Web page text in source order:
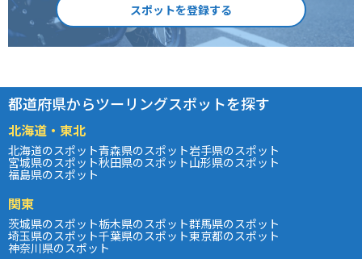
スポットを登録する
都道府県からツーリングスポットを探す
北海道・東北
北海道のスポット青森県のスポット岩手県のスポット
宮城県のスポット秋田県のスポット山形県のスポット
福島県のスポット
関東
茨城県のスポット栃木県のスポット群馬県のスポット
埼玉県のスポット千葉県のスポット東京都のスポット
神奈川県のスポット